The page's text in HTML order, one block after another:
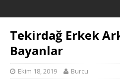
Tekirdağ Erkek
Bayanlar
Ekim 18, 2019 Burcu